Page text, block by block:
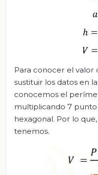
Para conocer el
sustituir los datos en
conocemos el
multiplicando 7 punto
hexagonal. Por lo
tenemos.